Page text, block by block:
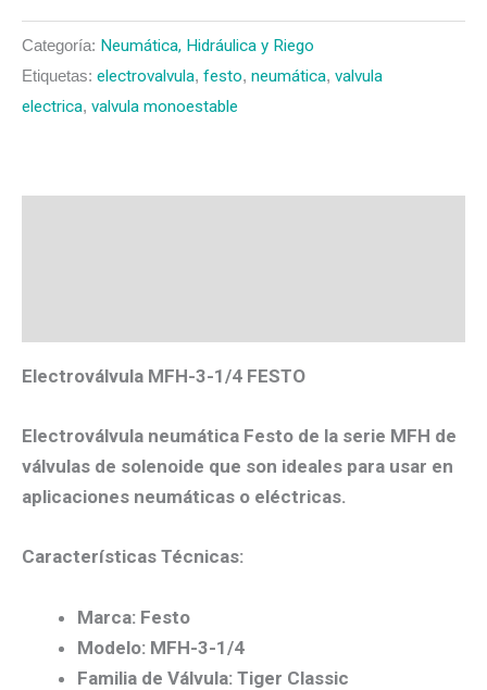
Categoría: Neumática, Hidráulica y Riego
Etiquetas: electrovalvula, festo, neumática, valvula
electrica, valvula monoestable
Electroválvula MFH-3-1/4 FESTO
Electroválvula neumática Festo de la serie MFH de
válvulas de solenoide que son ideales para usar en
aplicaciones neumáticas o eléctricas.
Características Técnicas:
Marca: Festo
Modelo: MFH-3-1/4
Familia de Válvula: Tiger Classic